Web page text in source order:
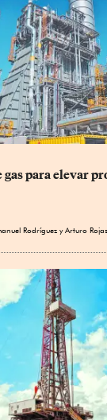
para elevar
Rodríguez yArturo Rojas